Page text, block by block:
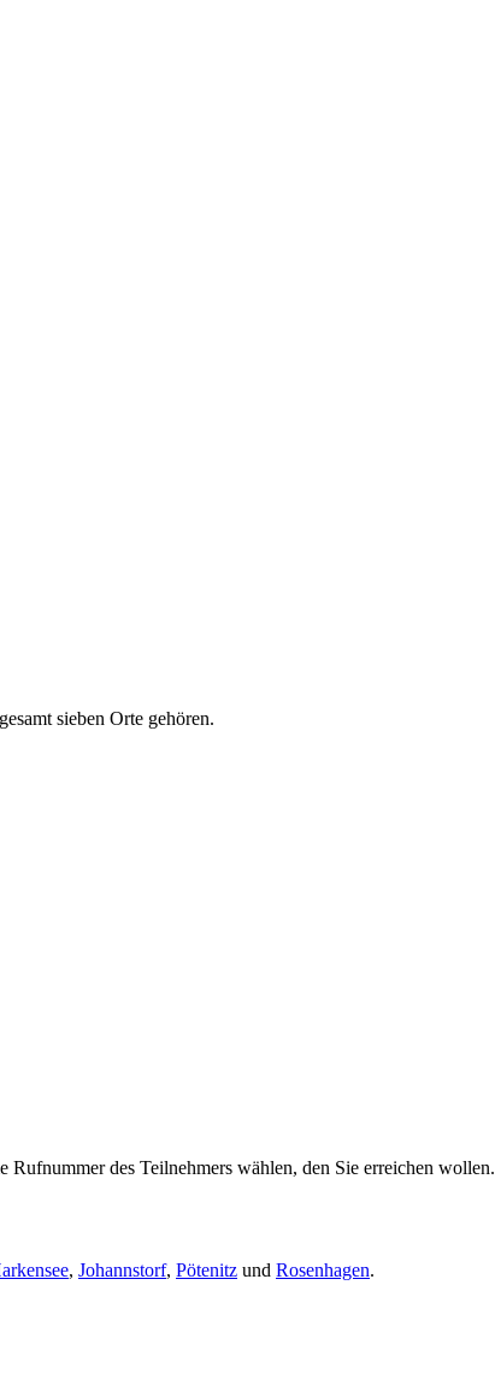
sieben Orte gehören.
Rufnummer des Teilnehmers wählen, den Sie erreichen wollen.
, Johannstorf, Pötenitz und Rosenhagen.